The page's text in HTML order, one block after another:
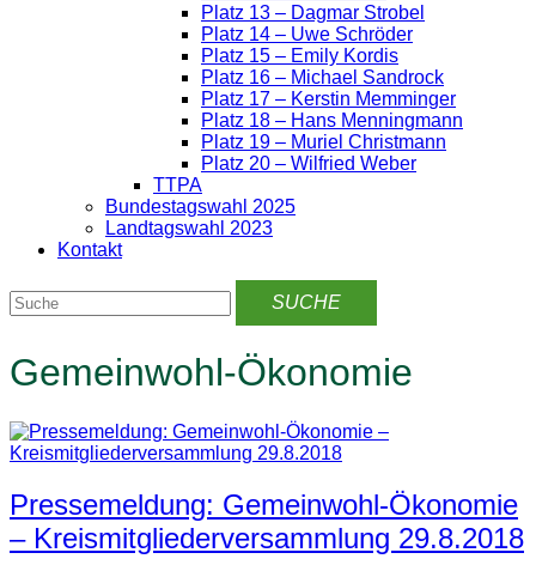
Platz 13 – Dagmar Strobel
Platz 14 – Uwe Schröder
Platz 15 – Emily Kordis
Platz 16 – Michael Sandrock
Platz 17 – Kerstin Memminger
Platz 18 – Hans Menningmann
Platz 19 – Muriel Christmann
Platz 20 – Wilfried Weber
TTPA
Bundestagswahl 2025
Landtagswahl 2023
Kontakt
Gemeinwohl-Ökonomie
Pressemeldung: Gemeinwohl-Ökonomie
– Kreismitgliederversammlung 29.8.2018